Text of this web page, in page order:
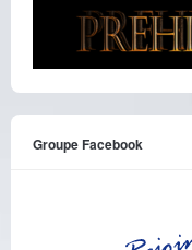
Groupe Facebook